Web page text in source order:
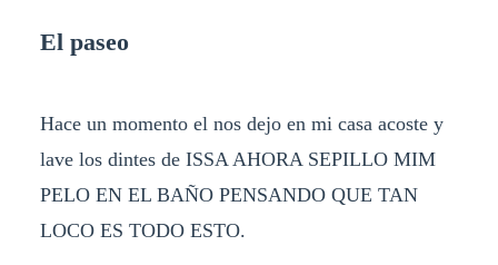
El paseo
Hace un momento el nos dejo en mi casa acoste y
lave los dintes de ISSA AHORA SEPILLO MIM
PELO EN EL BAÑO PENSANDO QUE TAN
LOCO ES TODO ESTO.